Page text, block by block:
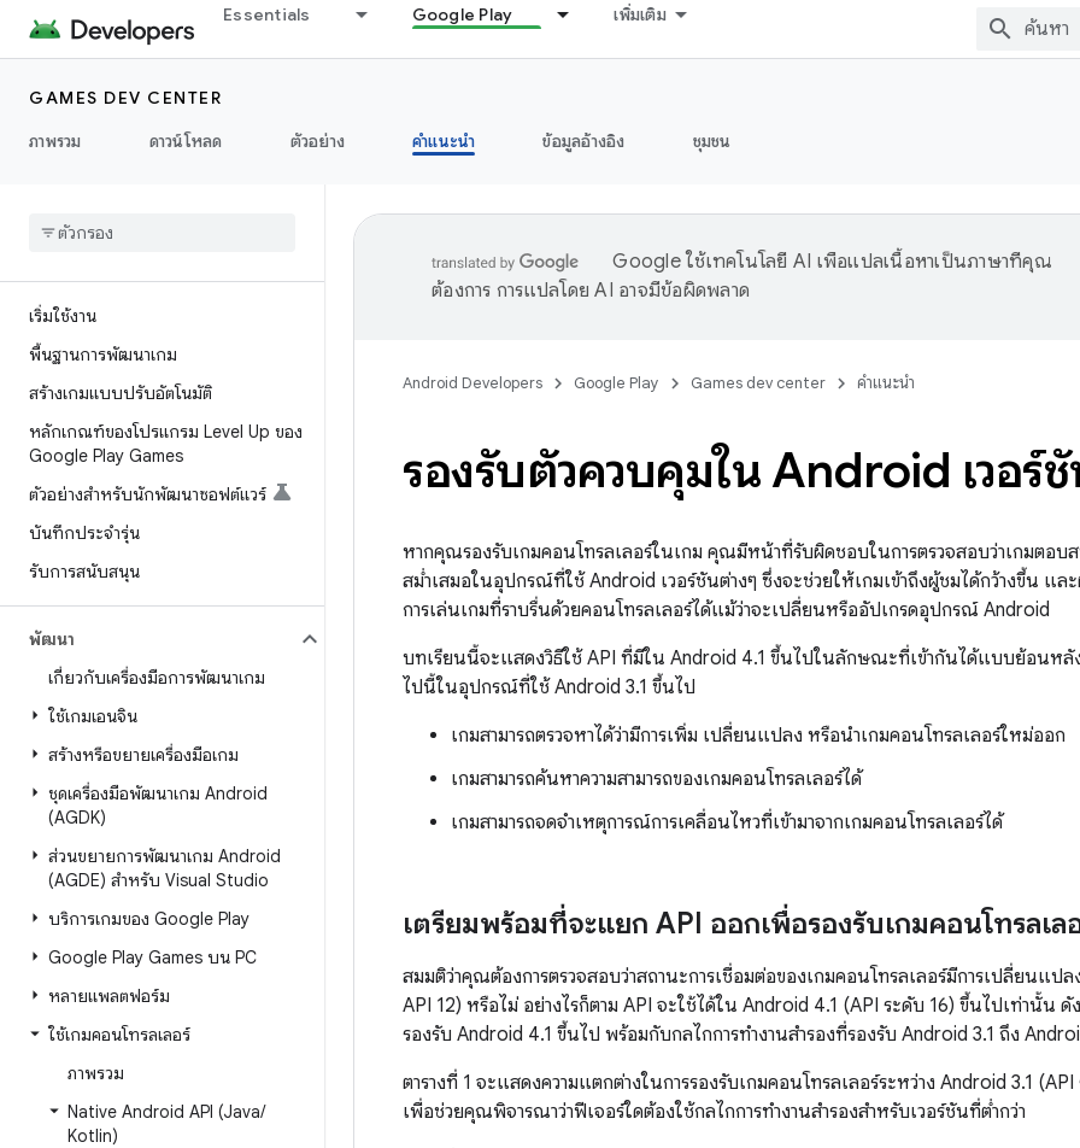
Essentials Google Play เพิ่มเติม
GAMES DEV CENTER
ภาพรวม
ดาวน์โหลด ตัวอย่าง คำแนะนำ ข้อมูลอ้างอิง ชุมชน
เริ่มใช้งาน
พื้นฐานการพัฒนาเกม
สร้างเกมแบบปรับอัตโนมัติ
หลักเกณฑ์ของโปรแกรม Level Up ของ
Google Play Games
ตัวอย่างสำหรับนักพัฒนาซอฟต์แวร์
บันทึกประจำรุ่น
รับการสนับสนุน
พัฒนา
เกี่ยวกับเครื่องมือการพัฒนาเกม
ใช้เกมเอนจิน
สร้างหรือขยายเครื่องมือเกม
ชุดเครื่องมือพัฒนาเกม Android
(AGDK)
ส่วนขยายการพัฒนาเกม Android
(AGDE) สำหรับ Visual Studio
บริการเกมของ Google Play
Google Play Games บน PC
หลายแพลตฟอร์ม
ใช้เกมคอนโทรลเลอร์
ภาพรวม
Native Android API (Java/
Kotlin)
Google ใช้เทคโนโลยี AI เพื่อแปลเนื้อหาเป็นภาษาที่คุณ
ต้องการ การแปลโดย AI อาจมีข้อผิดพลาด
Android Developers Google Play Games dev center คำแนะนำ
รองรับตัวควบคุมใน Android เวอร์
หากคุณรองรับเกมคอนโทรลเลอร์ในเกม คุณมีหน้าที่รับผิดชอบในการตรวจสอบว่าเกมตอบ
สม่ำเสมอในอุปกรณ์ที่ใช้ Android เวอร์ชันต่างๆ ซึ่งจะช่วยให้เกมเข้าถึงผู้ชมได้กว้างขึ้น แ
การเล่นเกมที่ราบรื่นด้วยคอนโทรลเลอร์ได้แม้ว่าจะเปลี่ยนหรืออัปเกรดอุปกรณ์ Android
บทเรียนนี้จะแสดงวิธีใช้ API ที่มีใน Android 4.1 ขึ้นไปในลักษณะที่เข้ากันได้แบบย้อนหลั
ไปนี้ในอุปกรณ์ที่ใช้ Android 3.1 ขึ้นไป
เกมสามารถตรวจหาได้ว่ามีการเพิ่ม เปลี่ยนแปลง หรือนำเกมคอนโทรลเลอร์ใหม่ออก
เกมสามารถค้นหาความสามารถของเกมคอนโทรลเลอร์ได้
เกมสามารถจดจำเหตุการณ์การเคลื่อนไหวที่เข้ามาจากเกมคอนโทรลเลอร์ได้
เตรียมพร้อมที่จะแยก API ออกเพื่อรองรับเกมคอนโทรลเล
สมมติว่าคุณต้องการตรวจสอบว่าสถานะการเชื่อมต่อของเกมคอนโทรลเลอร์มีการเปลี่ยนแ
API 12) หรือไม่ อย่างไรก็ตาม API จะใช้ได้ใน Android 4.1 (API ระดับ 16) ขึ้นไปเท่านั้น
รองรับ Android 4.1 ขึ้นไป พร้อมกับกลไกการทำงานสำรองที่รองรับ Android 3.1 ถึง
ตารางที่ 1 จะแสดงความแตกต่างในการรองรับเกมคอนโทรลเลอร์ระหว่าง Android 3.1
เพื่อช่วยคุณพิจารณาว่าฟีเจอร์ใดต้องใช้กลไกการทำงานสำรองสำหรับเวอร์ชันที่ต่ำกว่า